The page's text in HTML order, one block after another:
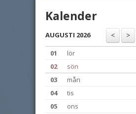
Kalender
AUGUSTI 2026
01
lör
02
sön
03
mån
04
tis
05
ons